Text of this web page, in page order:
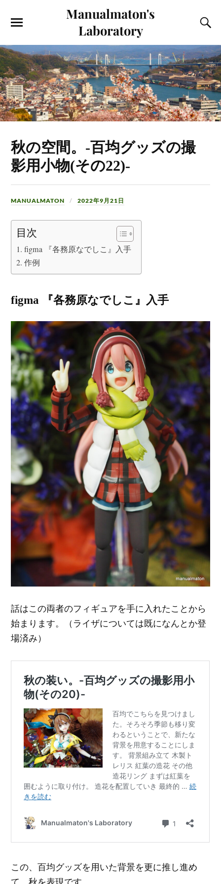
Manualmaton's
Laboratory
秋の空間。-百均グッズの撮
影用小物(その22)-
MANUALMATON 2022年9月21日
目次
figma 『各務原なでしこ』入手
作例
figma 『各務原なでしこ』入手
話はこの両者のフィギュアを手に入れたことから
始まります。（ライザについては既になんとか登
場済み）
この、百均グッズを用いた背景を更に推し進め
て、秋を表現です。